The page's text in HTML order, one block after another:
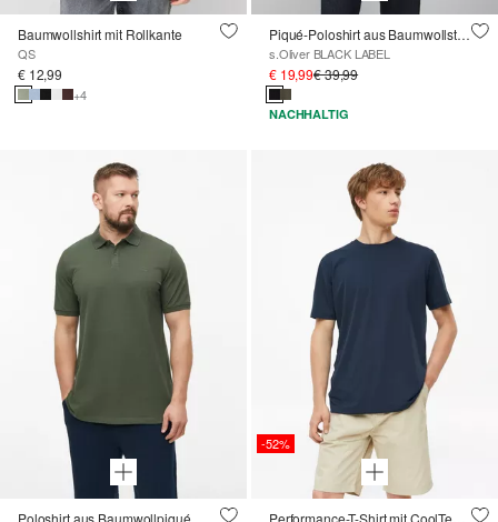
Baumwollshirt mit Rollkante
QS
€ 12,99
+4
Piqué-Poloshirt aus Baumwollstretch mit Label-Patch
s.Oliver BLACK LABEL
€ 19,99€ 39,99
NACHHALTIG
Poloshirt aus Baumwollpiqué
-52%
Performance-T-Shirt mit CoolTech-Function